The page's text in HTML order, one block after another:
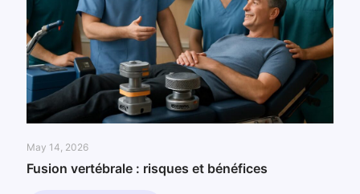
May 14, 2026
Fusion vertébrale : risques et bénéfices